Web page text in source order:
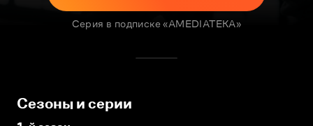
Серия в подписке «AMEDIATEKA»
Сезоны и серии